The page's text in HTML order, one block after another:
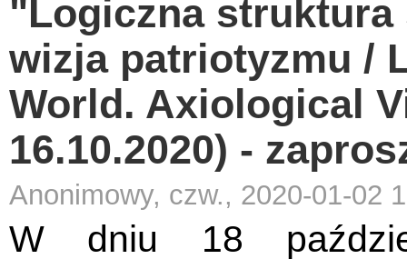
"Logiczna
wizja patriotyzmu /
World. Axiological
16.10.2020) -
Anonimowy, czw., 2020-01-02
W dniu 18